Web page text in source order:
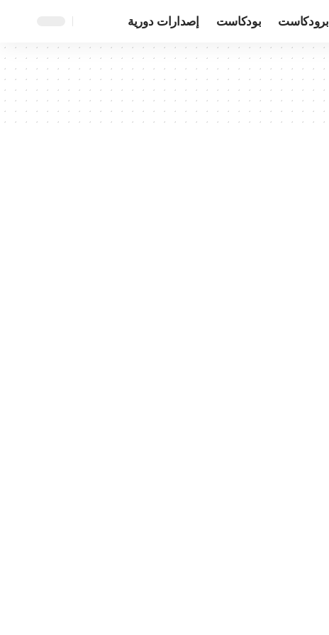
برودكاست بودكاست إصدارات دورية